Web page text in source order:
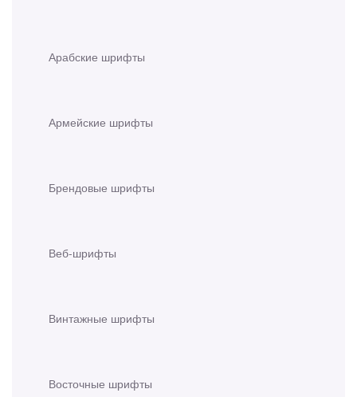
Арабские шрифты
Армейские шрифты
Брендовые шрифты
Веб-шрифты
Винтажные шрифты
Восточные шрифты